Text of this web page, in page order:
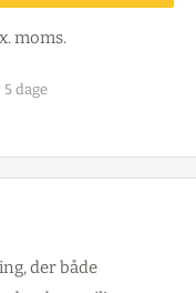
moms.
dage
der både